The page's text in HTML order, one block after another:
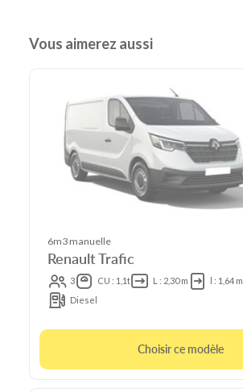
Vous aimerez aussi
6m3 manuelle
Renault Trafic
3 CU : 1,1t L : 2,30 m l : 1,64 m
Diesel
Choisir ce modèle